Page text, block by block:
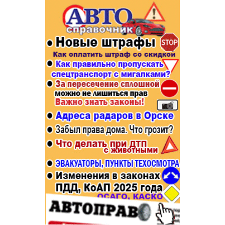
Афиша
Строительство и ремонт
Авто и мото
Рестораны, кафе, бары
Спорт Фитнес
Недвижимость
Красота Косметология
Телекоммуникации и связь
Торговля
Бизнес и финансы
Юристы, Экспертиза, Страхование
Ремонт
Социальные организации
Это интересно
Администрация
Популярное →
Строительство и ремонт